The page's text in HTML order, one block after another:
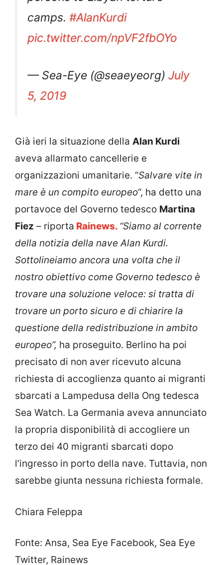
camps. #AlanKurdi
pic.twitter.com/npVF2fbOYo
— Sea-Eye (@seaeyeorg) July
5, 2019
Già ieri la situazione della Alan Kurdi
aveva allarmato cancellerie e
organizzazioni umanitarie. “Salvare vite in
mare è un compito europeo“, ha detto una
portavoce del Governo tedesco Martina
Fiez – riporta Rainews. “Siamo al corrente
della notizia della nave Alan Kurdi.
Sottolineiamo ancora una volta che il
nostro obiettivo come Governo tedesco è
trovare una soluzione veloce: si tratta di
trovare un porto sicuro e di chiarire la
questione della redistribuzione in ambito
europeo”, ha proseguito. Berlino ha poi
precisato di non aver ricevuto alcuna
richiesta di accoglienza quanto ai migranti
sbarcati a Lampedusa della Ong tedesca
Sea Watch. La Germania aveva annunciato
la propria disponibilità di accogliere un
terzo dei 40 migranti sbarcati dopo
l’ingresso in porto della nave. Tuttavia, non
sarebbe giunta nessuna richiesta formale.
Chiara Feleppa
Fonte: Ansa, Sea Eye Facebook, Sea Eye
Twitter, Rainews